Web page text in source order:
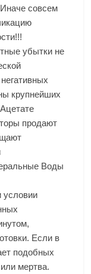
совсем
убытки не
крупнейших
продают
Воды
условии
Если в
подобных
мертва.